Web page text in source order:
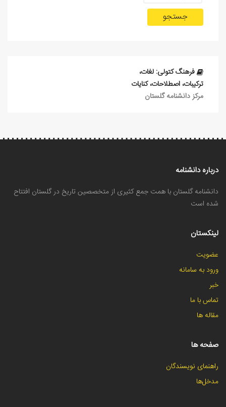
جستجو
فرهنگ کتولی: لغات،
ترکیبات، اصطلاحات، کنایات
مرکز دانشنامه گلستان
درباره دانشنامه
دانشنامه گلستان با همت جمع کثیری از متخصصین تاریخ در گلستان افتتاح
شده است
لینکستان
عضویت
ورود به سامانه
خبر
تماس با ما
مقاله ها
صفحه ها
راهنمای نویسندگان
مدخل‌ها